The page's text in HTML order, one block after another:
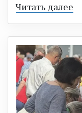
Читать далее